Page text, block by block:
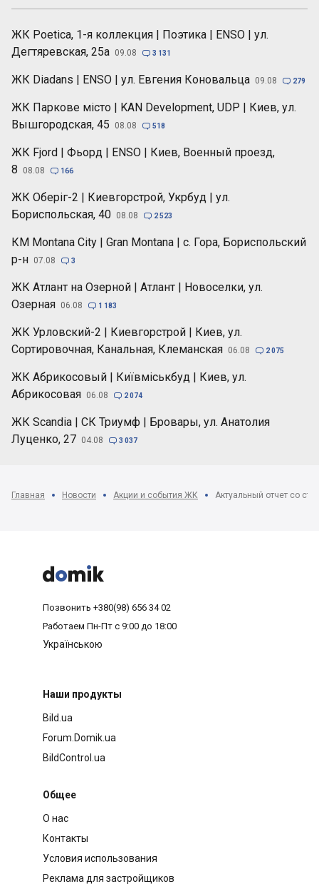
ЖК Poetica, 1-я коллекция | Поэтика | ENSO | ул.
Дегтяревская, 25а 09.08  3 131
ЖК Diadans | ENSO | ул. Евгения Коновальца 09.08  279
ЖК Паркове місто | KAN Development, UDP | Киев, ул.
Вышгородская, 45
08.08  518
ЖК Fjord | Фьорд | ENSO | Киев, Военный проезд,
8
08.08  166
ЖК Оберіг-2 | Киевгорстрой, Укрбуд | ул.
Бориспольская, 40 08.08  2 523
КМ Montana City | Gran Montana | с. Гора, Бориспольский
р-н 07.08  3
ЖК Атлант на Озерной | Атлант | Новоселки, ул.
Озерная 06.08  1 183
ЖК Урловский-2 | Киевгорстрой | Киев, ул.
Сортировочная, Канальная, Клеманская 06.08  2 075
ЖК Абрикосовый | Київміськбуд | Киев, ул.
Абрикосовая 06.08  2 074
ЖК Scandia | СК Триумф | Бровары, ул. Анатолия
Луценко, 27 04.08  3 037
Главная Новости Акции и события ЖК Актуальный отчет со



Позвонить +380(98) 656 34 02
Работаем Пн-Пт с 9:00 до 18:00
Українською
Наши продукты
Bild.ua
Forum.Domik.ua
BildControl.ua
Общее
О нас
Контакты
Условия использования
Реклама для застройщиков